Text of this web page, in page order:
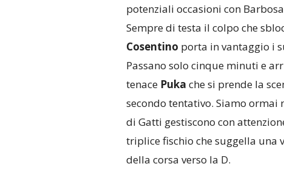
potenziali occasioni con
Sempre di testa il colpo che
Cosentino porta in vantaggio i
Passano solo cinque minuti e
tenace Puka che si prende la
secondo tentativo. Siamo ormai
di Gatti gestiscono con
triplice fischio che suggella
della corsa verso la D.